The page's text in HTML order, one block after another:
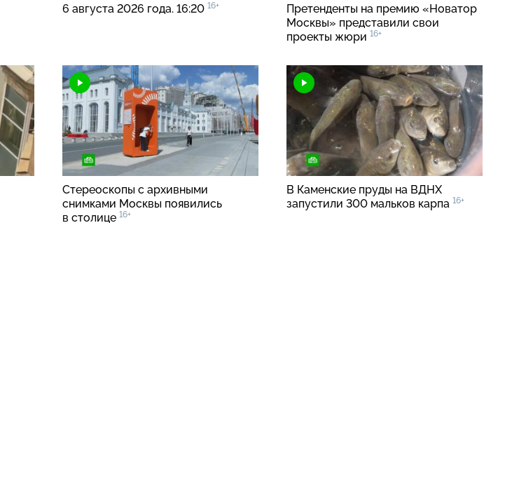
6 августа 2026 года. 16:20 16+
Претенденты на премию «Новатор
Москвы» представили свои
проекты жюри 16+
Стереоскопы с архивными
снимками Москвы появились
в столице 16+
В Каменские пруды на ВДНХ
запустили 300 мальков карпа 16+